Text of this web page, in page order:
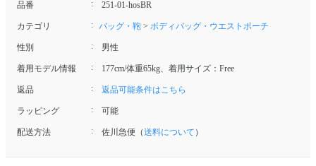
品番 251-01-hosBR
カテゴリ バッグ・鞄 > ボディバッグ・ウエストポーチ
性別 男性
着用モデル情報 177cm/体重65kg、着用サイズ：Free
返品 返品可能条件はこちら
ラッピング 可能
配送方法 佐川急便（送料について ）